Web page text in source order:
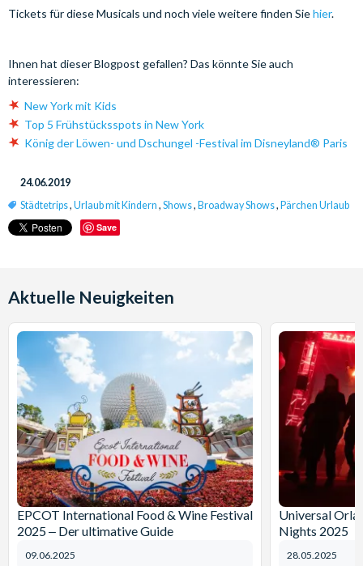
Tickets für diese Musicals und noch viele weitere finden Siehier.
Ihnen hat dieser Blogpost gefallen? Das könnte Sie auch
interessieren:
New York mit Kids
Top 5 Frühstücksspots in New York
König der Löwen- und Dschungel -Festival im Disneyland® Paris
24.06.2019
Städtetrips, Urlaub mit Kindern , Shows, Broadway Shows, Pärchen Urlaub
Save
Aktuelle Neuigkeiten
EPCOT International Food & Wine Festival
2025 ‒ Der ultimative Guide
09.06.2025
Universal
Nights 2025
28.05.2025